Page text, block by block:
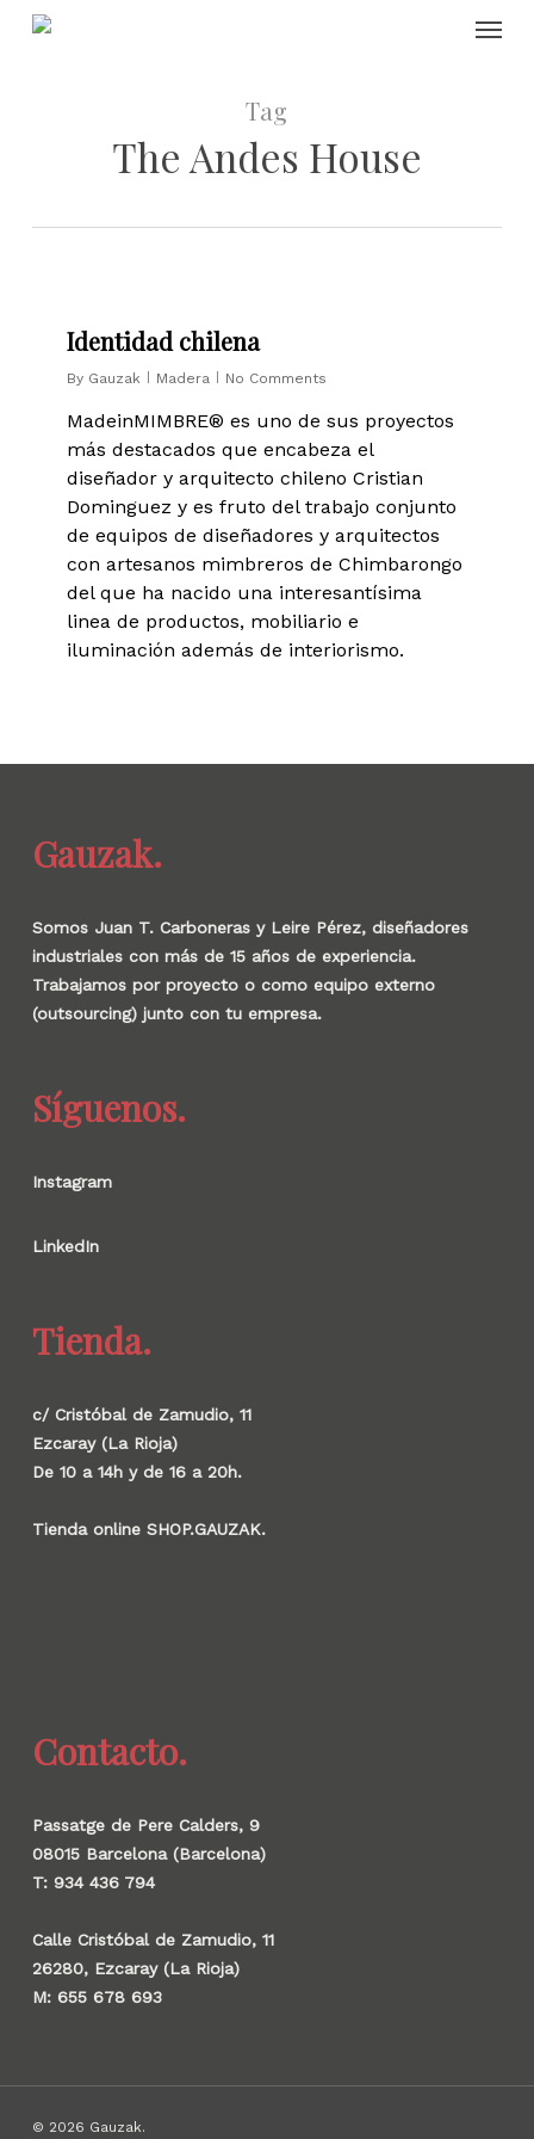
Skip
Tag
The Andes House
Identidad chilena
By Gauzak Madera No Comments
MadeinMIMBRE® es uno de sus proyectos
más destacados que encabeza el
diseñador y arquitecto chileno Cristian
Dominguez y es fruto del trabajo conjunto
de equipos de diseñadores y arquitectos
con artesanos mimbreros de Chimbarongo
del que ha nacido una interesantísima
linea de productos, mobiliario e
iluminación además de interiorismo.
Gauzak.
Somos Juan T. Carboneras y Leire Pérez, diseñadores
industriales con más de 15 años de experiencia.
Trabajamos por proyecto o como equipo externo
(outsourcing) junto con tu empresa.
Síguenos.
Instagram
LinkedIn
Tienda.
c/ Cristóbal de Zamudio, 11
Ezcaray (La Rioja)
De 10 a 14h y de 16 a 20h.
Tienda online SHOP.GAUZAK.
Contacto.
Passatge de Pere Calders, 9
08015 Barcelona (Barcelona)
T: 934 436 794
Calle Cristóbal de Zamudio, 11
26280, Ezcaray (La Rioja)
M: 655 678 693
© 2026 Gauzak.